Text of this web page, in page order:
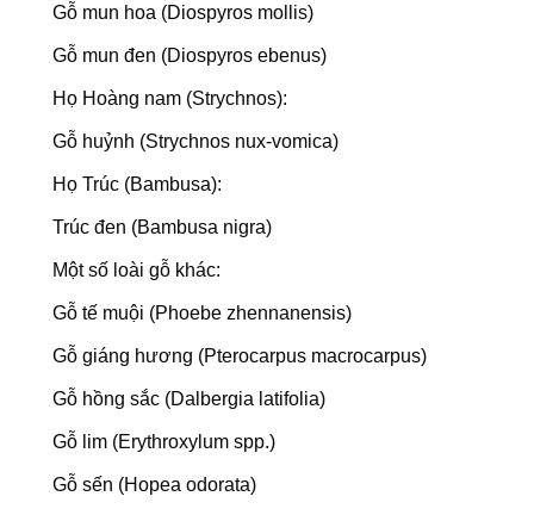
Gỗ mun hoa (Diospyros mollis)
Gỗ mun đen (Diospyros ebenus)
Họ Hoàng nam (Strychnos):
Gỗ huỷnh (Strychnos nux-vomica)
Họ Trúc (Bambusa):
Trúc đen (Bambusa nigra)
Một số loài gỗ khác:
Gỗ tế muội (Phoebe zhennanensis)
Gỗ giáng hương (Pterocarpus macrocarpus)
Gỗ hồng sắc (Dalbergia latifolia)
Gỗ lim (Erythroxylum spp.)
Gỗ sến (Hopea odorata)